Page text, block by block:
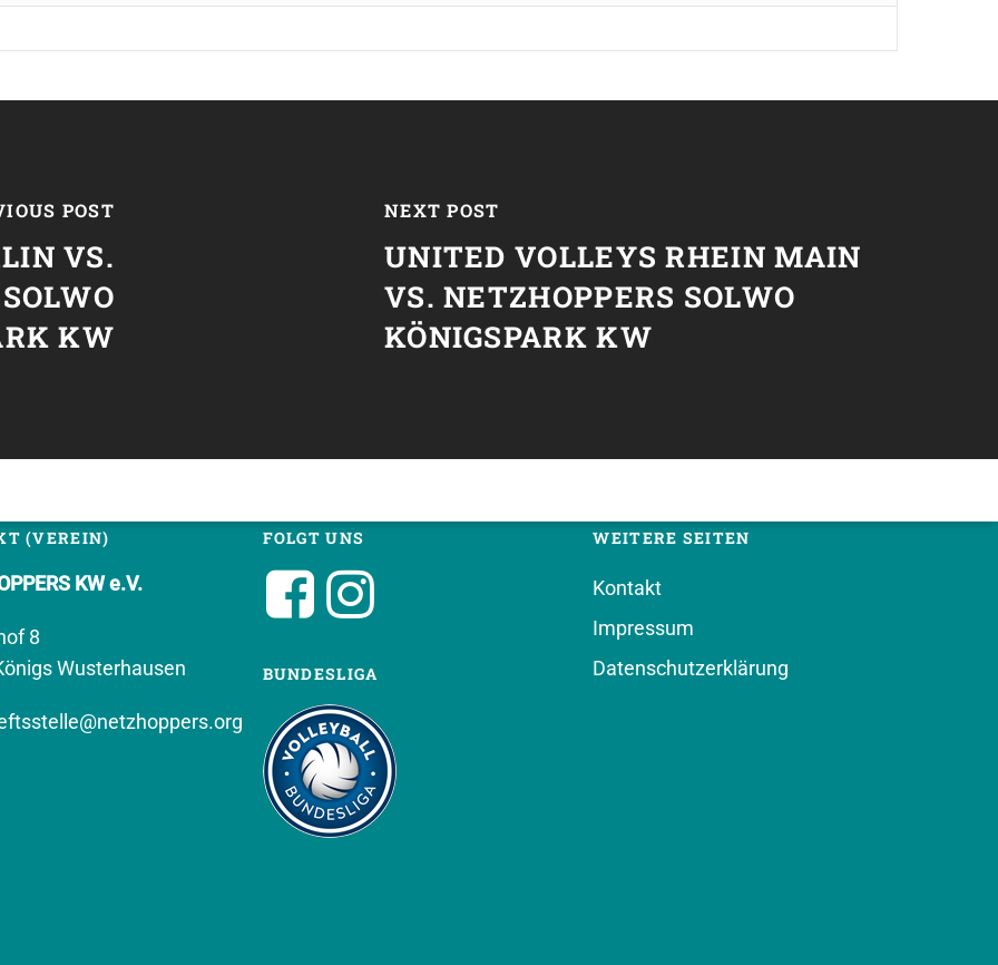
POST
VS.
KW
NEXT POST
UNITED VOLLEYS RHEIN MAIN
VS. NETZHOPPERS SOLWO
KÖNIGSPARK KW
(VEREIN)
KW e.V.
8
Wusterhausen
FOLGT UNS
BUNDESLIGA
WEITERE SEITEN
Kontakt
Impressum
Datenschutzerklärung